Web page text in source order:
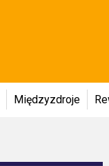
Międzyzdroje